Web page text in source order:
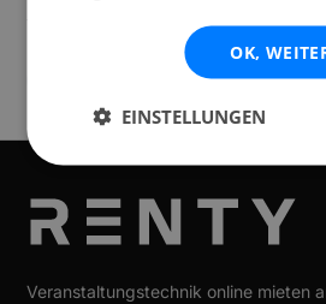
Verfügbar an
Veranstaltungstechnik online mieten
OK,
EINSTELLUNGEN